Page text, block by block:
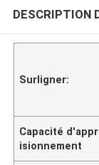
DESCRIPTION
Surligner:
Capacité
isionnement